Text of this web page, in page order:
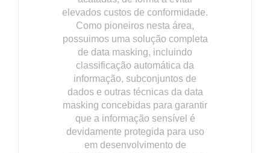
elevados custos de conformidade.
Como pioneiros nesta área,
possuimos uma solução completa
de data masking, incluindo
classificação automática da
informação, subconjuntos de
dados e outras técnicas da data
masking concebidas para garantir
que a informação sensível é
devidamente protegida para uso
em desenvolvimento de